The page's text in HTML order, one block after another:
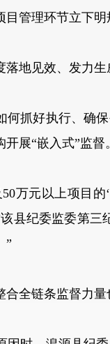
目管理环节立下明
地见效、发力生
抓好执行、确保
展“嵌入式”监督
元以上项目的‘
县纪委监委第
”
全链条监督力量